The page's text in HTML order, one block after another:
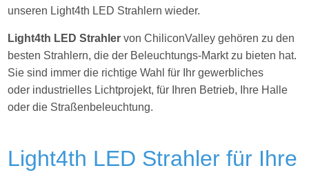
unseren Light4th LED Strahlern wieder.
Light4th LED Strahler von ChiliconValley gehören zu den
besten Strahlern, die der Beleuchtungs-Markt zu bieten hat.
Sie sind immer die richtige Wahl für Ihr gewerbliches
oder industrielles Lichtprojekt, für Ihren Betrieb, Ihre Halle
oder die Straßenbeleuchtung.
Light4th LED Strahler für Ihre